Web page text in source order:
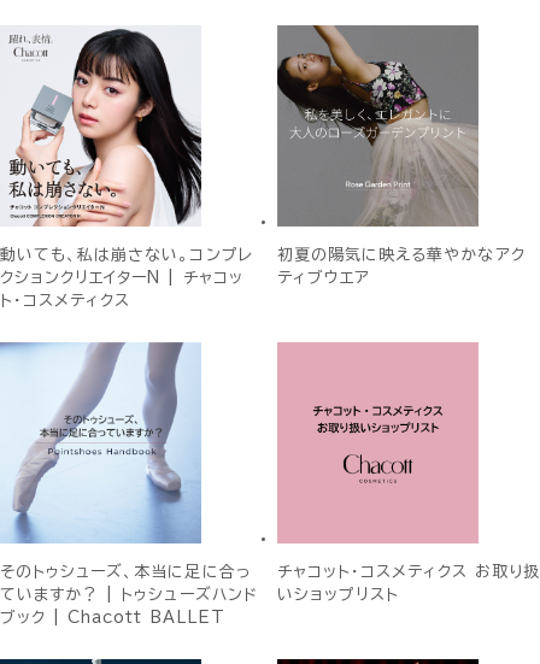
動いても、私は崩さない。コンプレ
クションクリエイターN | チャコッ
ト・コスメティクス
初夏の陽気に映える華やかなアク
ティブウエア
そのトゥシューズ、本当に足に合っ
ていますか？ | トゥシューズハンド
ブック | Chacott BALLET
チャコット・コスメティクス お取り扱
いショップリスト